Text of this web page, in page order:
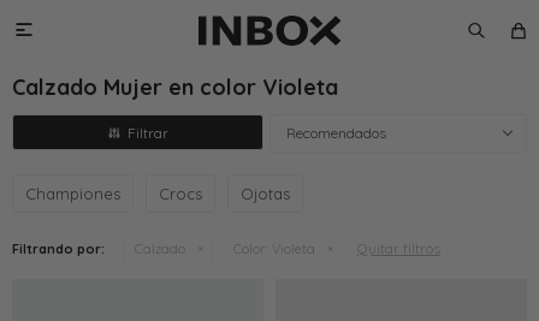

Calzado Mujer en color Violeta
Recomendados
Championes Crocs Ojotas
Filtrando por: Calzado Color: Violeta Quitar filtros